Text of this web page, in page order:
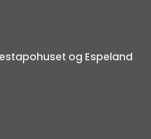
Gestapohuset og Espeland